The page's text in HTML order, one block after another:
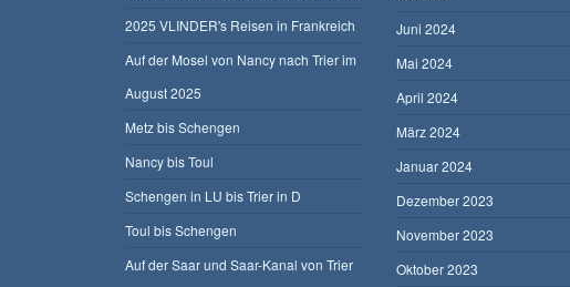
2025 VLINDER's Reisen in Frankreich
Auf der Mosel von Nancy nach Trier im
August 2025
Metz bis Schengen
Nancy bis Toul
Schengen in LU bis Trier in D
Toul bis Schengen
Auf der Saar und Saar-Kanal von Trier
Juni 2024
Mai 2024
April 2024
März 2024
Januar 2024
Dezember 2023
November 2023
Oktober 2023